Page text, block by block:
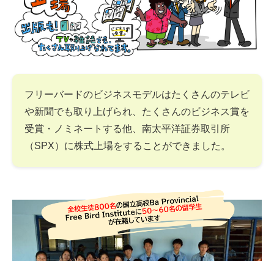
フリーバードのビジネスモデルはたくさんのテレビ
や新聞でも取り上げられ、たくさんのビジネス賞を
受賞・ノミネートする他、南太平洋証券取引所
（SPX）に株式上場をすることができました。